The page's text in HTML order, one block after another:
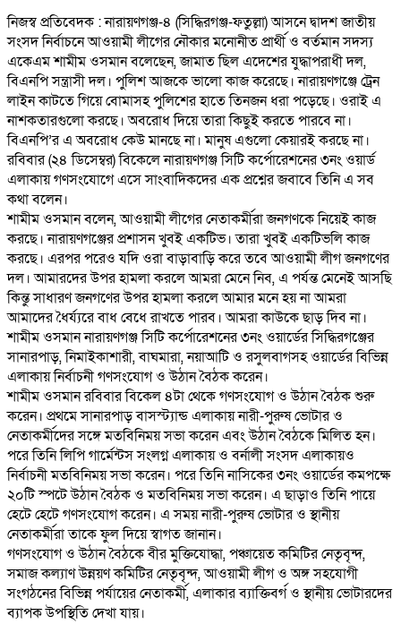
নিজস্ব প্রতিবেদক : নারায়ণগঞ্জ-৪ (সিদ্ধিরগঞ্জ-ফতুল্লা) আসনে দ্বাদশ জাতীয়
সংসদ নির্বাচনে আওয়ামী লীগের নৌকার মনোনীত প্রার্থী ও বর্তমান সদস্য
একেএম শামীম ওসমান বলেছেন, জামাত ছিল এদেশের যুদ্ধাপরাধী দল,
বিএনপি সন্ত্রাসী দল। পুলিশ আজকে ভালো কাজ করেছে। নারায়ণগঞ্জে ট্রেন
লাইন কাটতে গিয়ে বোমাসহ পুলিশের হাতে তিনজন ধরা পড়েছে। ওরাই এ
নাশকতারগুলো করছে। অবরোধ দিয়ে তারা কিছুই করতে পারবে না।
বিএনপি’র এ অবরোধ কেউ মানছে না। মানুষ এগুলো কেয়ারই করছে না।
রবিবার (২৪ ডিসেম্বর) বিকেলে নারায়ণগঞ্জ সিটি কর্পোরেশনের ৩নং ওয়ার্ড
এলাকায় গণসংযোগে এসে সাংবাদিকদের এক প্রশ্নের জবাবে তিনি এ সব
কথা বলেন।
শামীম ওসমান বলেন, আওয়ামী লীগের নেতাকর্মীরা জনগণকে নিয়েই কাজ
করছে। নারায়ণগঞ্জের প্রশাসন খুবই একটিভ। তারা খুবই একটিভলি কাজ
করছে। এরপর পরেও যদি ওরা বাড়াবাড়ি করে তবে আওয়ামী লীগ জনগণের
দল। আমারদের উপর হামলা করলে আমরা মেনে নিব, এ পর্যন্ত মেনেই আসছি
কিন্তু সাধারণ জনগণের উপর হামলা করলে আমার মনে হয় না আমরা
আমাদের ধৈর্য্যরে বাধ বেধে রাখতে পারব। আমরা কাউকে ছাড় দিব না।
শামীম ওসমান নারায়ণগঞ্জ সিটি কর্পোরেশনের ৩নং ওয়ার্ডের সিদ্ধিরগঞ্জের
সানারপাড়, নিমাইকাশারী, বাঘমারা, নয়াআটি ও রসুলবাগসহ ওয়ার্ডের বিভিন্ন
এলাকায় নির্বাচনী গণসংযোগ ও উঠান বৈঠক করেন।
শামীম ওসমান রবিবার বিকেল ৪টা থেকে গণসংযোগ ও উঠান বৈঠক শুরু
করেন। প্রথমে সানারপাড় বাসস্ট্যান্ড এলাকায় নারী-পুরুষ ভোটার ও
নেতাকর্মীদের সঙ্গে মতবিনিময় সভা করেন এবং উঠান বৈঠকে মিলিত হন।
পরে তিনি লিপি গার্মেন্টস সংলগ্ন এলাকায় ও বর্নালী সংসদ এলাকায়ও
নির্বাচনী মতবিনিময় সভা করেন। পরে তিনি নাসিকের ৩নং ওয়ার্ডের কমপক্ষে
২০টি স্পটে উঠান বৈঠক ও মতবিনিময় সভা করেন। এ ছাড়াও তিনি পায়ে
হেটে হেটে গণসংযোগ করেন। এ সময় নারী-পুরুষ ভোটার ও স্থানীয়
নেতাকর্মীরা তাকে ফুল দিয়ে স্বাগত জানান।
গণসংযোগ ও উঠান বৈঠকে বীর মুক্তিযোদ্ধা, পঞ্চায়েত কমিটির নেতৃবৃন্দ,
সমাজ কল্যাণ উন্নয়ণ কমিটির নেতৃবৃন্দ, আওয়ামী লীগ ও অঙ্গ সহযোগী
সংগঠনের বিভিন্ন পর্যায়ের নেতাকর্মী, এলাকার ব্যাক্তিবর্গ ও স্থানীয় ভোটারদের
ব্যাপক উপস্থিতি দেখা যায়।